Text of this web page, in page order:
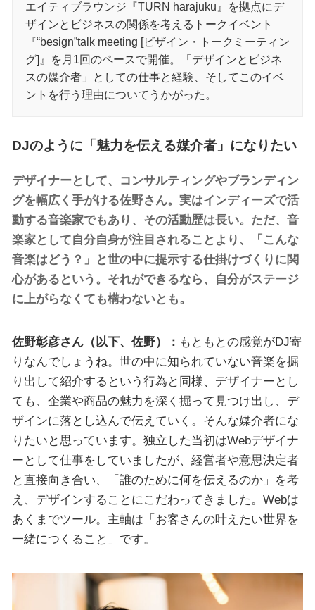
エイティブラウンジ『TURN harajuku』を拠点にデ
ザインとビジネスの関係を考えるトークイベント
『“besign”talk meeting [ビザイン・トークミーティン
グ]』を月1回のペースで開催。「デザインとビジネ
スの媒介者」としての仕事と経験、そしてこのイベ
ントを行う理由についてうかがった。
DJのように「魅力を伝える媒介者」になりたい
デザイナーとして、コンサルティングやブランディン
グを幅広く手がける佐野さん。実はインディーズで活
動する音楽家でもあり、その活動歴は長い。ただ、音
楽家として自分自身が注目されることより、「こんな
音楽はどう？」と世の中に提示する仕掛けづくりに関
心があるという。それができるなら、自分がステージ
に上がらなくても構わないとも。
佐野彰彦さん（以下、佐野）： もともとの感覚がDJ寄
りなんでしょうね。世の中に知られていない音楽を掘
り出して紹介するという行為と同様、デザイナーとし
ても、企業や商品の魅力を深く掘って見つけ出し、デ
ザインに落とし込んで伝えていく。そんな媒介者にな
りたいと思っています。独立した当初はWebデザイナ
ーとして仕事をしていましたが、経営者や意思決定者
と直接向き合い、「誰のために何を伝えるのか」を考
え、デザインすることにこだわってきました。Webは
あくまでツール。主軸は「お客さんの叶えたい世界を
一緒につくること」です。